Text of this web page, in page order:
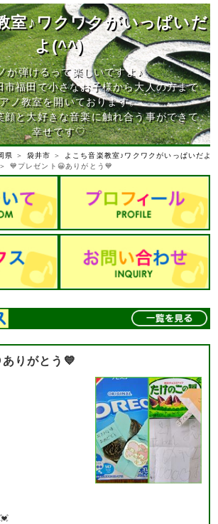
室♪ワクワクがいっぱいだ
よ(^^)
が弾けるって楽しいですよ♪
市福田で小さなお子様から大人の方まで
ノ教室を開いております。
顔と大好きな音楽に触れ合う事ができて
幸せです♡
県 ＞ 袋井市 ＞
よこち音楽教室♪ワクワクがいっぱいだよ
＞ 💙プレゼント😀ありがとう💙
りがとう💙